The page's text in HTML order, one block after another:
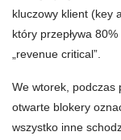
kluczowy klient (key
który przepływa
„revenue critical”.
We wtorek, podczas
otwarte blokery
wszystko inne